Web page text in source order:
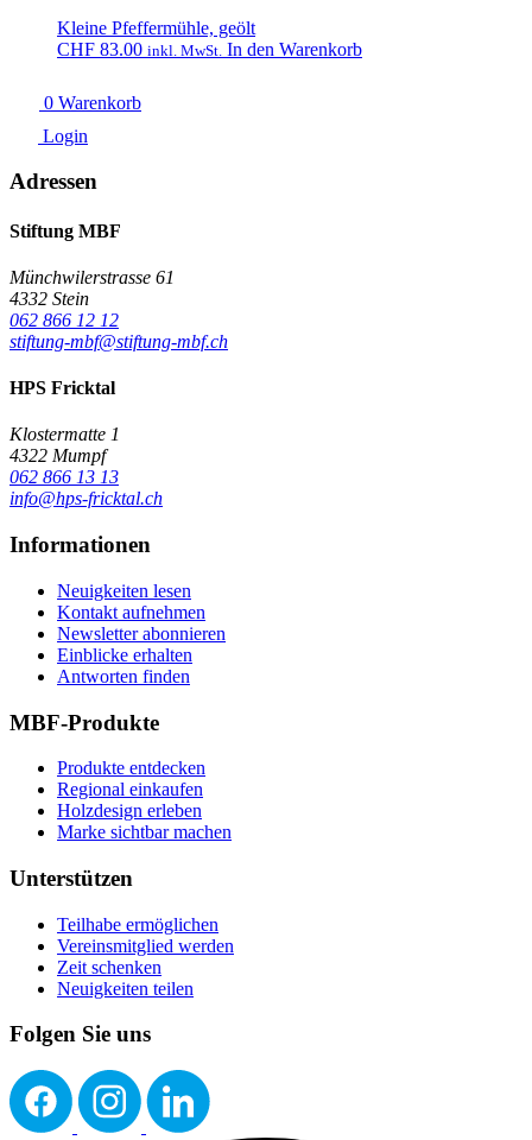
Kleine Pfeffermühle, geölt
CHF 83.00 inkl. MwSt. In den Warenkorb
0 Warenkorb
Login
Adressen
Stiftung MBF
Münchwilerstrasse 61
4332 Stein
062 866 12 12
stiftung-mbf@stiftung-mbf.ch
HPS Fricktal
Klostermatte 1
4322 Mumpf
062 866 13 13
info@hps-fricktal.ch
Informationen
Neuigkeiten lesen
Kontakt aufnehmen
Newsletter abonnieren
Einblicke erhalten
Antworten finden
MBF-Produkte
Produkte entdecken
Regional einkaufen
Holzdesign erleben
Marke sichtbar machen
Unterstützen
Teilhabe ermöglichen
Vereinsmitglied werden
Zeit schenken
Neuigkeiten teilen
Folgen Sie uns